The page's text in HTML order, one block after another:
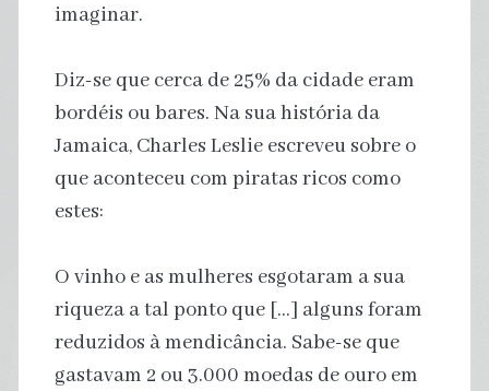
imaginar.
Diz-se que cerca de 25% da cidade eram
bordéis ou bares. Na sua história da
Jamaica, Charles Leslie escreveu sobre o
que aconteceu com piratas ricos como
estes:
O vinho e as mulheres esgotaram a sua
riqueza a tal ponto que […] alguns foram
reduzidos à mendicância. Sabe-se que
gastavam 2 ou 3.000 moedas de ouro em